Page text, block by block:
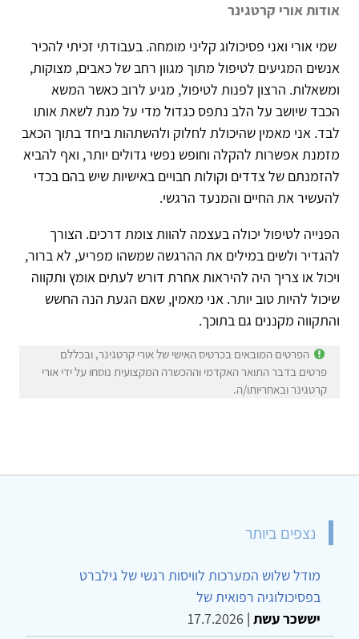
אודות אורי קרטגינר
שמי אורי ואני פסיכולוג קליני מומחה. בעבודתי זכיתי להכיר
אנשים המגיעים לטיפול מתוך מגוון רחב של כאבים, מצוקות,
ומשאלות. הרצון לפנות לטיפול, מגיע לרוב כאשר המשא
הכבד שיושב על הלב נתפס כגדול מדי על מנת לשאת אותו
לבד. אני מאמין שהיכולת לחלוק ולהשתהות ביחד בתוך הכאב
מזמנת אפשרות להקלה וחופש נפשי גדולים יותר, ואף להביא
להזמנתם של צדדים וקולות חבויים באישיות שיש בהם בכדי
להעשיר את החיים והמנעד הרגשי.
הפנייה לטיפול יכולה בעצמה להוות צומת דרכים. הצורך
להגדיר ולשים במילים את ההרגשה שמשהו מפריע, לא ברור,
ויכול או צריך היה להיראות אחרת דורש לעתים אומץ ותקווה
שיכול להיות טוב יותר. אני מאמין, שאם הגעת הנה החשש
והתקווה מקננים גם בתוכך.
הפרטים המובאים בכרטיס האישי של אורי קרטגינר, ובכללם
פרטים בדבר התואר האקדמי וההכשרה המקצועית נוסחו על ידי אורי
קרטגינר ובאחריותו/ה.
נצפים ביותר
מודל שלוש המערכות לוויסות רגשי של גילברט
בפסיכולוגיה רפואית של
יששכר עשת |
17.7.2026